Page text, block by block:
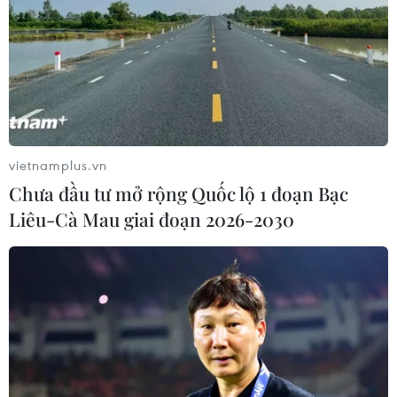
Kim ngạch thương mại
song phương giữa hai nước Việt Nam
và Thái Lan
06/08/2026 06:24
Chủ động nguồn điện phục vụ Hội
nghị cấp cao APEC 2027
06/08/2026 04:31
Doanh nghiệp Trung Quốc đánh giá
cao triển vọng hợp tác cơ giới hóa
nông nghiệp với Việt Nam
06/08/2026 04:14
vietnamplus.vn
Chưa đầu tư mở rộng Quốc lộ 1 đoạn Bạc
Liêu-Cà Mau giai đoạn 2026-2030